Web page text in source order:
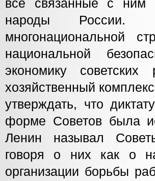
все связанные с ним
народы России.
многонациональной
национальной
экономику
хозяйственный
утверждать, что
форме Советов была
Ленин называл
говоря о них как о
организации борьбы